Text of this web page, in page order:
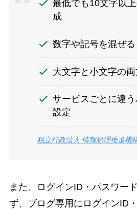
最低でも10文字以
成
数字や記号を混ぜる
大文字と小文字の
サービスごとに違
設定
独立行政法人 情報処理推進機
また、ログインID・パスワー
ず、ブログ専用にログインID